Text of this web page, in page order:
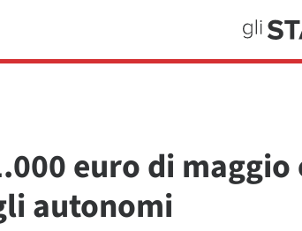
euro di
autonomi